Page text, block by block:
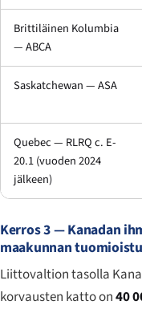
Brittiläinen Kolumbia
— ABCA
Saskatchewan — ASA
Quebec — RLRQ c. E-
20.1 (vuoden 2024
jälkeen)
Kerros 3 — Kanadan
maakunnan
Liittovaltion tasolla
korvausten katto on40